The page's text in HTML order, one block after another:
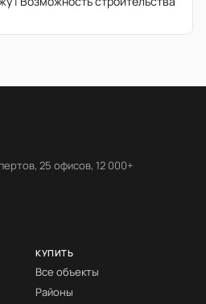
25 офисов, 12 000+
КУПИТЬ
Все объекты
Районы